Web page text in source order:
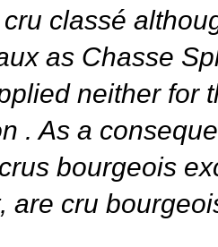
classé
as Chasse
neither for
. As a
bourgeois
are cru